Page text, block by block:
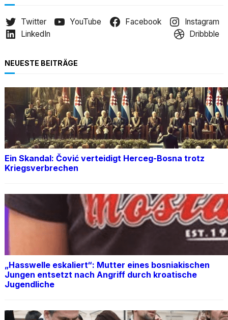
Twitter YouTube Facebook
Instagram
LinkedIn
Dribbble
NEUESTE BEITRÄGE
Ein Skandal: Čović verteidigt Herceg-Bosna trotz
Kriegsverbrechen
„Hasswelle eskaliert“: Mutter eines bosniakischen
Jungen entsetzt nach Angriff durch kroatische
Jugendliche